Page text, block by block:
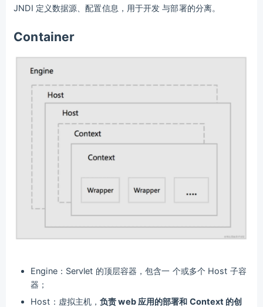
JNDI 定义数据源、配置信息，用于开发 与部署的分离。
Container
Engine：Servlet 的顶层容器，包含一 个或多个 Host 子容
器；
Host：虚拟主机，负责 web 应用的部署和 Context 的创